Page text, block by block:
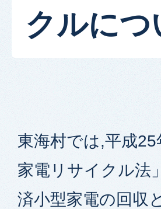
クルにつ
東海村では,平成
家電リサイクル法
済小型家電の回収